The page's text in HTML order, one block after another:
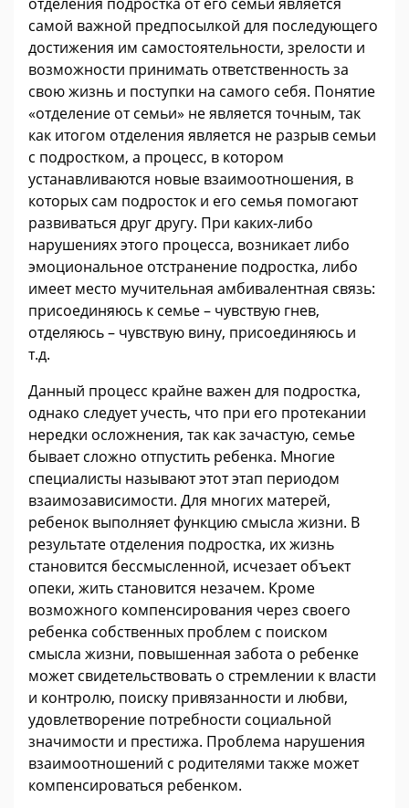
самой важной предпосылкой для последующего
достижения им самостоятельности, зрелости и
возможности принимать ответственность за
свою жизнь и поступки на самого себя. Понятие
«отделение от семьи» не является точным, так
как итогом отделения является не разрыв семьи
с подростком, а процесс, в котором
устанавливаются новые взаимоотношения, в
которых сам подросток и его семья помогают
развиваться друг другу. При каких-либо
нарушениях этого процесса, возникает либо
эмоциональное отстранение подростка, либо
имеет место мучительная амбивалентная связь:
присоединяюсь к семье – чувствую гнев,
отделяюсь – чувствую вину, присоединяюсь и
т.д.
Данный процесс крайне важен для подростка,
однако следует учесть, что при его протекании
нередки осложнения, так как зачастую, семье
бывает сложно отпустить ребенка. Многие
специалисты называют этот этап периодом
взаимозависимости. Для многих матерей,
ребенок выполняет функцию смысла жизни. В
результате отделения подростка, их жизнь
становится бессмысленной, исчезает объект
опеки, жить становится незачем. Кроме
возможного компенсирования через своего
ребенка собственных проблем с поиском
смысла жизни, повышенная забота о ребенке
может свидетельствовать о стремлении к власти
и контролю, поиску привязанности и любви,
удовлетворение потребности социальной
значимости и престижа. Проблема нарушения
взаимоотношений с родителями также может
компенсироваться ребенком.